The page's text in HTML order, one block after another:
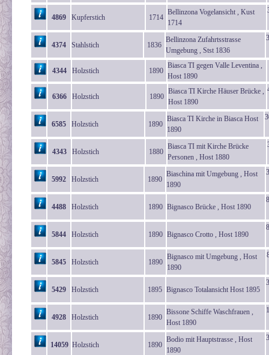
4869 Kupferstich 1714
Bellinzona Vogelansicht , Kust
1714
4374 Stahlstich 1836
Bellinzona Zufahrtsstrasse
Umgebung , Stst 1836
4344 Holzstich 1890
Biasca TI gegen Valle Leventina ,
Host 1890
6366 Holzstich 1890
Biasca TI Kirche Häuser Brücke ,
Host 1890
6585 Holzstich 1890
Biasca TI Kirche in Biasca Host
1890
4343 Holzstich 1880
Biasca TI mit Kirche Brücke
Personen , Host 1880
5992 Holzstich 1890
Biaschina mit Umgebung , Host
1890
4488 Holzstich 1890 Bignasco Brücke , Host 1890
5844 Holzstich 1890 Bignasco Crotto , Host 1890
5845 Holzstich 1890
Bignasco mit Umgebung , Host
1890
5429 Holzstich 1895 Bignasco Totalansicht Host 1895
4928 Holzstich 1890
Bissone Schiffe Waschfrauen ,
Host 1890
14059 Holzstich 1890
Bodio mit Hauptstrasse , Host
1890